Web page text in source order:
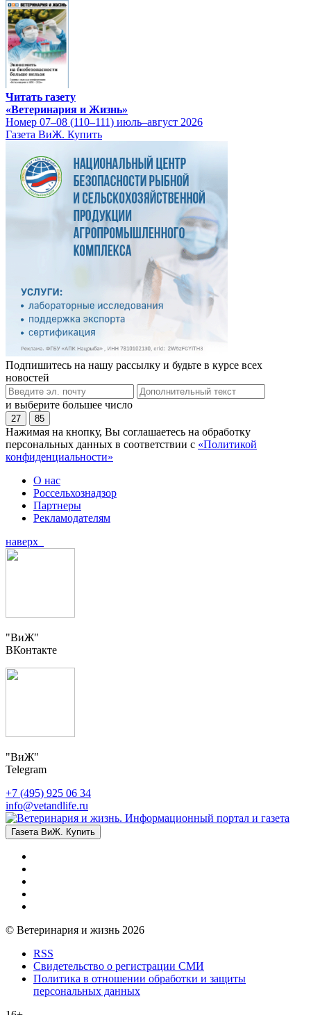
Читать газету
«Ветеринария и Жизнь»
Номер 07–08 (110–111) июль–август 2026
Газета ВиЖ. Купить
Подпишитесь на нашу рассылку и будьте в курсе всех
новостей
и выберите большее число
27 85
Нажимая на кнопку, Вы соглашаетесь на обработку
персональных данных в соответствии с «Политикой
конфиденциальности»
О нас
Россельхознадзор
Партнеры
Рекламодателям
наверх
"ВиЖ"
ВКонтакте
"ВиЖ"
Telegram
+7 (495) 925 06 34
info@vetandlife.ru
Газета ВиЖ. Купить
© Ветеринария и жизнь 2026
RSS
Свидетельство о регистрации СМИ
Политика в отношении обработки и защиты
персональных данных